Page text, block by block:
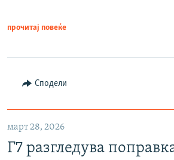
прочитај повеќе
Сподели
март 28, 2026
Г7 разгледува